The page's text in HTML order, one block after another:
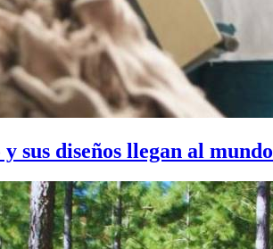
sus diseños llegan al mundo